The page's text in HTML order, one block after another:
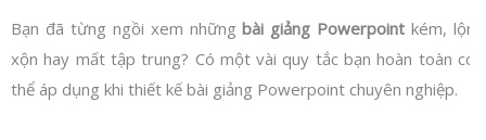
Bạn đã từng ngồi xem nhữngbài giảng Powerpoint kém, lộn
xộn hay mất tập trung? Có một vài quy tắc bạn hoàn toàn có
thể áp dụng khi thiết kế bài giảng Powerpoint chuyên nghiệp.